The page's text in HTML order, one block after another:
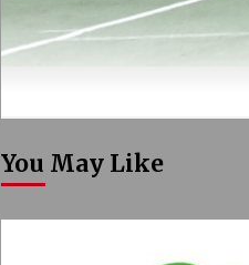
You May Like